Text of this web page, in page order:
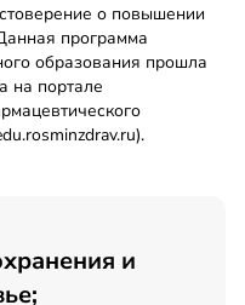
о повышении
программа
образования прошла
на портале
и